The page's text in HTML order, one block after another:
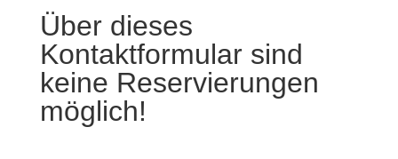
Über dieses
Kontaktformular sind
keine Reservierungen
möglich!